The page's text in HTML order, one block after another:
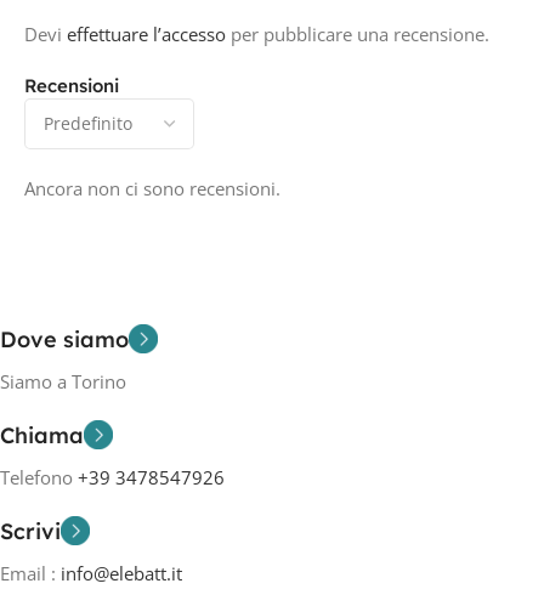
Recensioni
Ancora non ci sono recensioni.
Devi effettuare l’accesso per pubblicare una recensione.
Dove siamo
Siamo a Torino
Chiama
Telefono +39 3478547926
Scrivi
Email : info@elebatt.it